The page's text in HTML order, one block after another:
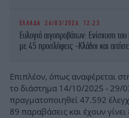
ΕΛΛΑΔΑ 26/03/2026 12:23
Ευλογιά αιγοπροβάτων: Ενίσχυση
με 45 προσλήψεις -Κλάδοι και
Επιπλέον, όπως αναφέρεται
το διάστημα 14/10/2025 - 29/
πραγματοποιηθεί 47.592
89 παραβάσεις και έχουν